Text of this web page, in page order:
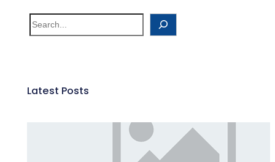
Latest Posts